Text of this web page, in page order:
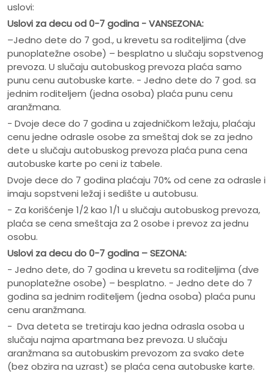
uslovi:
Uslovi za decu od 0-7 godina - VANSEZONA:
–Jedno dete do 7 god., u krevetu sa roditeljima (dve
punoplatežne osobe) – besplatno u slučaju sopstvenog
prevoza. U slučaju autobuskog prevoza plaća samo
punu cenu autobuske karte. - Jedno dete do 7 god. sa
jednim roditeljem (jedna osoba) plaća punu cenu
aranžmana.
- Dvoje dece do 7 godina u zajedničkom ležaju, plaćaju
cenu jedne odrasle osobe za smeštaj dok se za jedno
dete u slučaju autobuskog prevoza plaća puna cena
autobuske karte po ceni iz tabele.
Dvoje dece do 7 godina plaćaju 70% od cene za odrasle i
imaju sopstveni ležaj i sedište u autobusu.
- Za korišćenje 1/2 kao 1/1 u slučaju autobuskog prevoza,
plaća se cena smeštaja za 2 osobe i prevoz za jednu
osobu.
Uslovi za decu do 0-7 godina – SEZONA:
- Jedno dete, do 7 godina u krevetu sa roditeljima (dve
punoplatežne osobe) – besplatno. - Jedno dete do 7
godina sa jednim roditeljem (jedna osoba) plaća punu
cenu aranžmana.
- Dva deteta se tretiraju kao jedna odrasla osoba u
slučaju najma apartmana bez prevoza. U slučaju
aranžmana sa autobuskim prevozom za svako dete
(bez obzira na uzrast) se plaća cena autobuske karte.